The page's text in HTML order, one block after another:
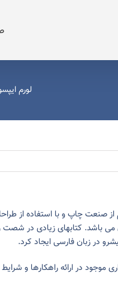
لورم
صنعت چاپ و با استفاده از
می باشد. کتابهای زیادی در
در زبان فارسی ایجاد کرد.
در ارائه راهکارها و